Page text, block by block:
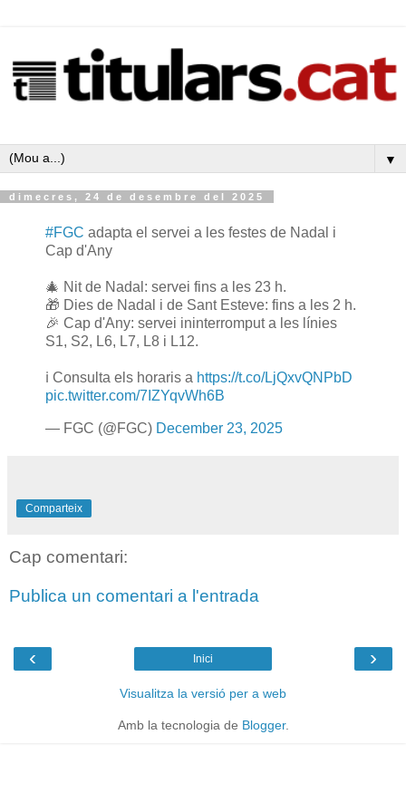
▼
dimecres, 24 de desembre del 2025
#FGC adapta el servei a les festes de Nadal i
Cap d'Any
🎄 Nit de Nadal: servei fins a les 23 h.
🎁 Dies de Nadal i de Sant Esteve: fins a les 2 h.
🎉 Cap d'Any: servei ininterromput a les línies
S1, S2, L6, L7, L8 i L12.
ℹ️ Consulta els horaris a https://t.co/LjQxvQNPbD
pic.twitter.com/7IZYqvWh6B
— FGC (@FGC) December 23, 2025
Comparteix
Cap comentari:
Publica un comentari a l'entrada
‹ ›
Inici
Visualitza la versió per a web
Amb la tecnologia de Blogger.